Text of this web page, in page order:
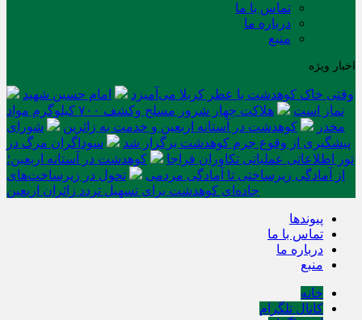
تماس با ما
درباره ما
منبع
اخبار ویژه
وقتی خاک کوهدشت با عطر کربلا می‌آمیزد
امام حسین شهید
نماز است
هلاکت چهار شرور مسلح وکشف ۷۰۰ کیلوگرم مواد
مخدر
کوهدشت در آستانه اربعین و خدمت‌ به زائرین
شورای
پیشگیری از وقوع جرم کوهدشت برگزار شد
سوداگران مرگ در
تور اطلاعاتی عملیاتی تکاوران فراجا
کوهدشت در آستانه اربعین؛
از آمادگی زیرساختی تا آمادگی مردمی
تحول در زیرساخت‌های
جاده‌ای کوهدشت برای تسهیل تردد زائران اربعین
پیوندها
تماس با ما
درباره ما
منبع
خانه
کانال تلگرام